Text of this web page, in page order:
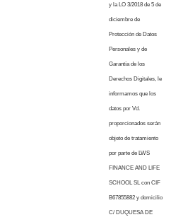
y la LO 3/2018 de 5 de
diciembre de
Protección de Datos
Personales y de
Garantía de los
Derechos Digitales, le
informamos que los
datos por Vd.
proporcionados serán
objeto de tratamiento
por parte de LWS
FINANCE AND LIFE
SCHOOL SL con CIF
B67855882 y domicilio
C/ DUQUESA DE